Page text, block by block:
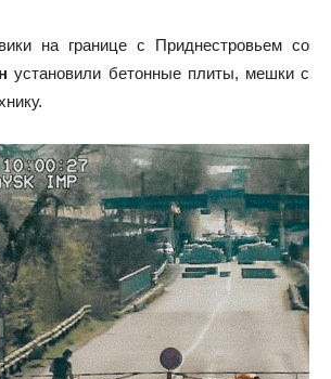
на границе с Приднестровьем со
установили бетонные плиты, мешки с